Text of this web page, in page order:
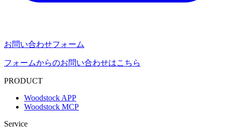
お問い合わせフォーム
フォームからのお問い合わせはこちら
PRODUCT
Woodstock APP
Woodstock MCP
Service